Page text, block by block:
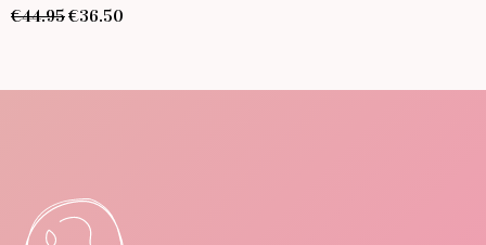
€44.95€36.50